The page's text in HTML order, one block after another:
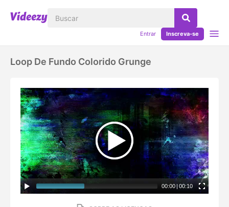
Entrar Inscreva-se
Loop De Fundo Colorido Grunge
00:00 | 00:10